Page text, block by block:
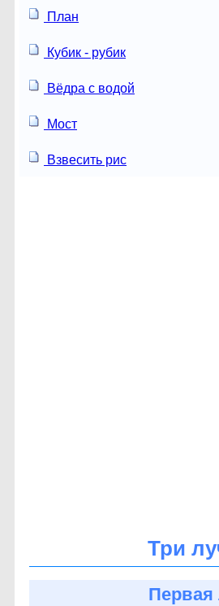
План
Кубик - рубик
Вёдра с водой
Мост
Взвесить рис
Три
Первая